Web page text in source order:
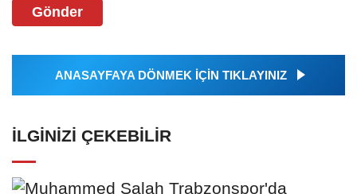
Gönder
ANASAYFAYA DÖNMEK İÇİN TIKLAYINIZ
İLGINIZI ÇEKEBILIR